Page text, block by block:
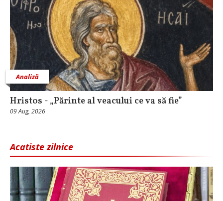
Analiză
Hristos - „Părinte al veacului ce va să fie”
09 Aug, 2026
Acatiste zilnice